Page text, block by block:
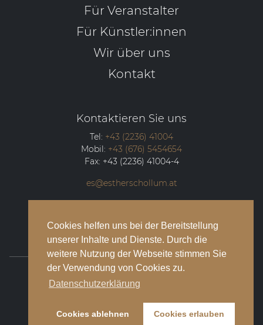
Cookies helfen uns bei der Bereitstellung
unserer Inhalte und Dienste. Durch die
weitere Nutzung der Webseite stimmen Sie
der Verwendung von Cookies zu.
Datenschutzerklärung
Cookies ablehnen Cookies erlauben
Für Veranstalter
Für Künstler:innen
Wir über uns
Kontakt
Kontaktieren Sie uns
Tel: +43 (2236) 41004
Mobil: +43 (676) 5454654
Fax: +43 (2236) 41004-4
es@estherschollum.at
2340 Mödling
Impressum
Datenschutzbestimmungen